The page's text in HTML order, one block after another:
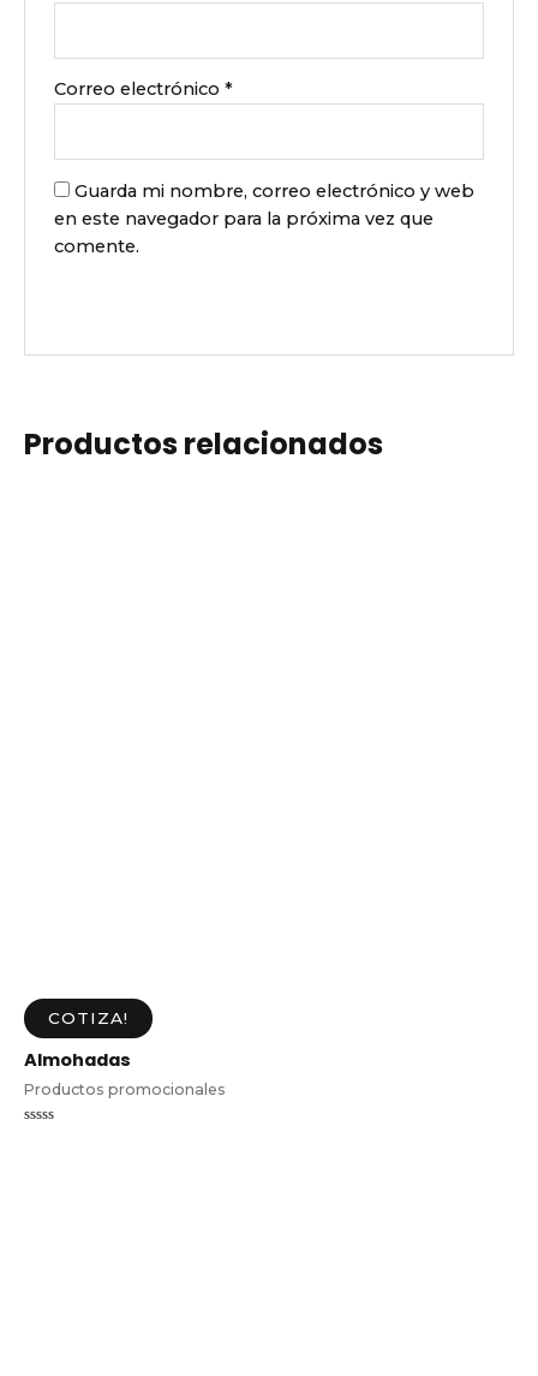
Correo electrónico*
Guarda mi nombre, correo electrónico y web
en este navegador para la próxima vez que
comente.
Productos relacionados
COTIZA!
Almohadas
Productos promocionales